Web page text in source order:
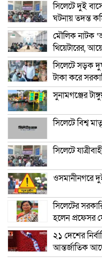
সিলেটে দুই
ঘটনায় তদন্ত
মৌলিক নাটক
থিয়েটারের,
সিলেটে সড়ক
টাকা করে
সুনামগঞ্জের
সিলেটে বিশ্ব
সিলেটে
ওসমানীনগরে
সিলেটের
হলেন প্রফেসর
২১ দেশের
আন্তর্জাতিক